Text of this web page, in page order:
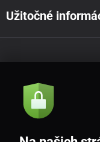
Užitočné
Akcie a novinky